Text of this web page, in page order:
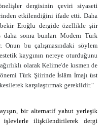
dergisinin çeviri siyaseti
etkilendiğini ifade etti. Daha
Eroğlu dergide özellikle şiir
daha sonra bunları Modern Türk
Onun bu çalışmasındaki söylem
kaygının nereye oturduğunu
olarak Kelime'de kısmen de
Türk Şiirinde İslâm İmajı üst
karşılaştırmak gereklidir."
bir alternatif yahut yerleşik
ilişkilendirilerek dergi